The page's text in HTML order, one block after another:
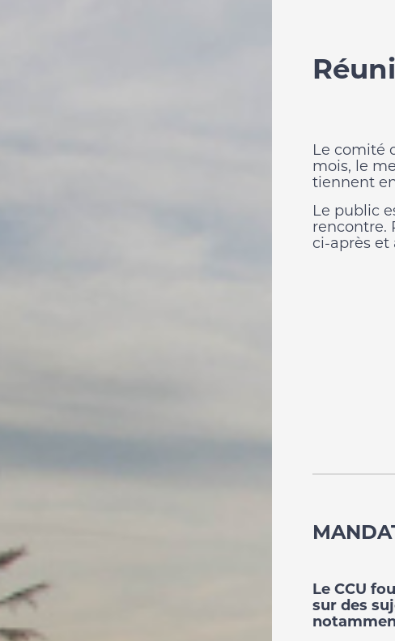
Le comité
mois, le
tiennent
Le public
rencontre.
ci-après et
Le CCU
sur des